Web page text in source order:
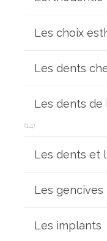
Les choix
Les dents
Les dents de
(14)
Les dents et
Les gencives
Les implants